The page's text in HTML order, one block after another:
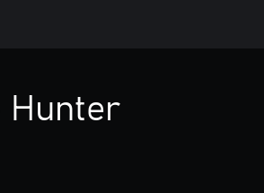
Hunter